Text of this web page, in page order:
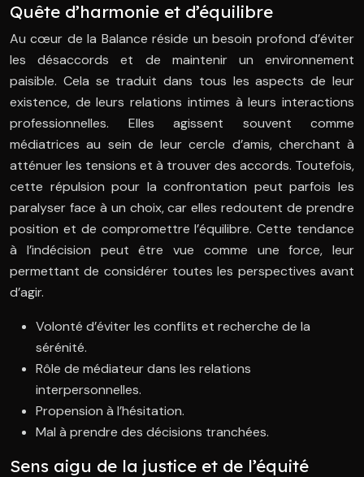
Quête d’harmonie et d’équilibre
Au cœur de la Balance réside un besoin profond d’éviter
les désaccords et de maintenir un environnement
paisible. Cela se traduit dans tous les aspects de leur
existence, de leurs relations intimes à leurs interactions
professionnelles. Elles agissent souvent comme
médiatrices au sein de leur cercle d’amis, cherchant à
atténuer les tensions et à trouver des accords. Toutefois,
cette répulsion pour la confrontation peut parfois les
paralyser face à un choix, car elles redoutent de prendre
position et de compromettre l’équilibre. Cette tendance
à l’indécision peut être vue comme une force, leur
permettant de considérer toutes les perspectives avant
d’agir.
Volonté d’éviter les conflits et recherche de la
sérénité.
Rôle de médiateur dans les relations
interpersonnelles.
Propension à l’hésitation.
Mal à prendre des décisions tranchées.
Sens aigu de la justice et de l’équité